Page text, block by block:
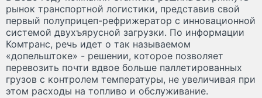
рынок транспортной логистики, представив свой
первый полуприцеп-рефрижератор с инновационной
системой двухъярусной загрузки. По информации
Комтранс, речь идет о так называемом
«допельштоке» - решении, которое позволяет
перевозить почти вдвое больше паллетированных
грузов с контролем температуры, не увеличивая при
этом расходы на топливо и обслуживание.